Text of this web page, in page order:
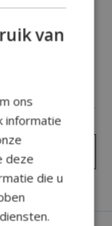
toevoegen
van
ons
informatie
deze
die u